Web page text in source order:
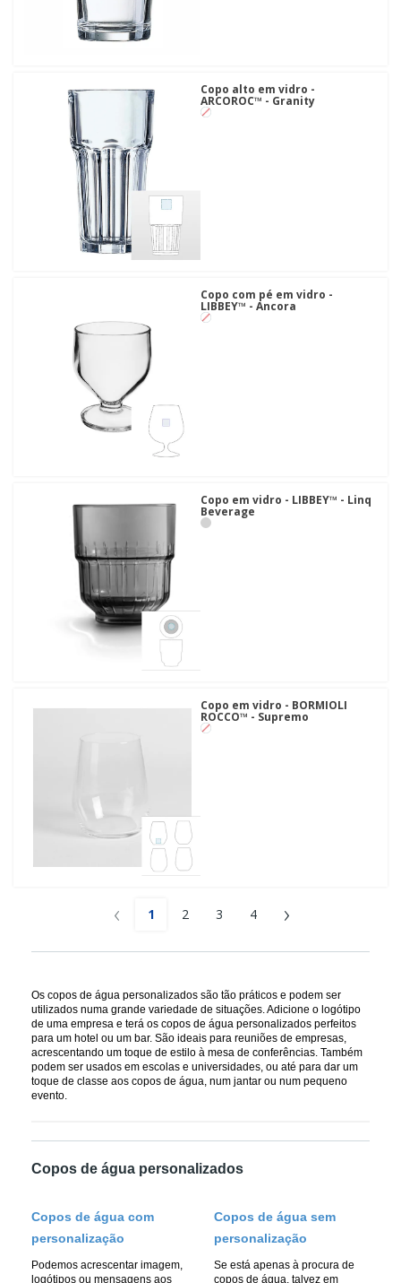
Copo alto em vidro -
ARCOROC™ - Granity
Copo com pé em vidro -
LIBBEY™ - Ancora
Copo em vidro - LIBBEY™ - Linq
Beverage
Copo em vidro - BORMIOLI
ROCCO™ - Supremo
‹ 1 2 3 4 ›
Os copos de água personalizados são tão práticos e podem ser
utilizados numa grande variedade de situações. Adicione o logótipo
de uma empresa e terá os copos de água personalizados perfeitos
para um hotel ou um bar. São ideais para reuniões de empresas,
acrescentando um toque de estilo à mesa de conferências. Também
podem ser usados em escolas e universidades, ou até para dar um
toque de classe aos copos de água, num jantar ou num pequeno
evento.
Copos de água personalizados
Copos de água com
personalização
Podemos acrescentar imagem,
logótipos ou mensagens aos
Copos de água sem
personalização
Se está apenas à procura de
copos de água, talvez em